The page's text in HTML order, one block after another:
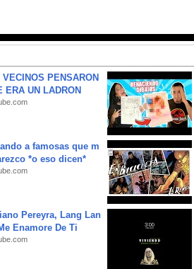
VECINOS PENSARON
ERA UN LADRON
a famosas que m
*o eso dicen*
Pereyra, Lang Lan
Enamore De Ti